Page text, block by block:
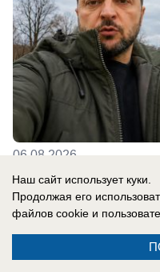
06.08.2026
В России
эксперт
Наш сайт использует куки.
Продолжая его
файлов cookie и